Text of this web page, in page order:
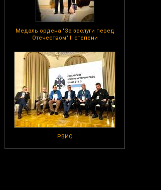
Медаль ордена "За заслуги перед
Отечеством" II степени
РВИО